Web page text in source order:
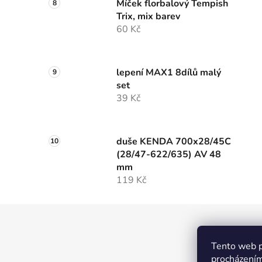
Tento web
Míček florbalový Tempish
Trix, mix barev
60 Kč
lepení MAX1 8dílů malý
set
39 Kč
duše KENDA 700x28/45C
(28/47-622/635) AV 48
mm
119 Kč